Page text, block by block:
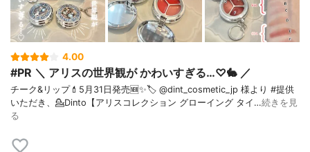
4.00
#PR ＼ アリスの世界観が かわいすぎる…♡🐇 ／
チーク&リップ💄⁡5月31日発売🆕✨⁡🏷️ @dint_cosmetic_jp 様より #提供
いただき、⁡💁Dinto【アリスコレクション グローイング タイ…続きを見
る